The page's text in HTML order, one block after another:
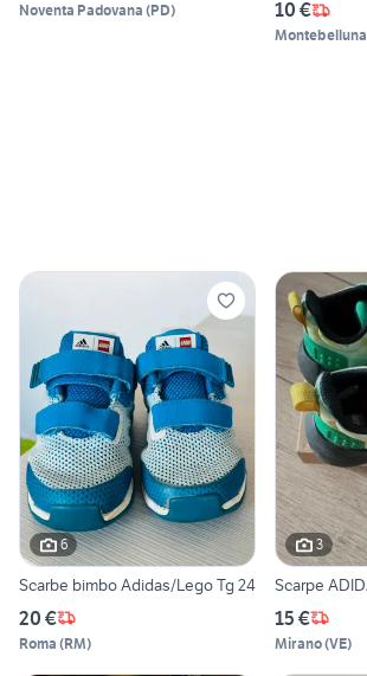
Noventa Padovana (PD) 10 €
Montebelluna
6
Scarbe bimbo Adidas/Lego Tg 24
20 €
Roma (RM)
3
15 €
Mirano(VE)